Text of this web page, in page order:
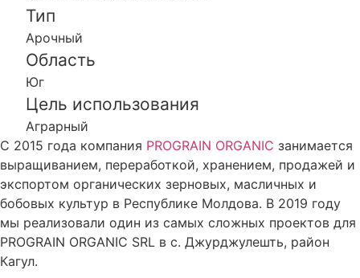
Тип
Арочный
Область
Юг
Цель использования
Аграрный
С 2015 года компания PROGRAIN ORGANIC занимается
выращиванием, переработкой, хранением, продажей и
экспортом органических зерновых, масличных и
бобовых культур в Республике Молдова. В 2019 году
мы реализовали один из самых сложных проектов для
PROGRAIN ORGANIC SRL в с. Джурджулешть, район
Кагул.